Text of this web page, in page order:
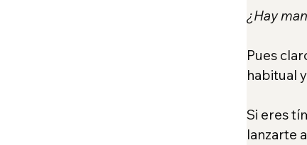
¿Hay
Pues
habitual
Si eres
lanzarte